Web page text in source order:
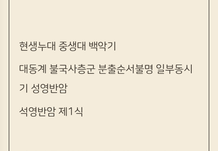
현생누대 중생대 백악기
대동계 불국사층군 분출순서불명 일부동시
기 성영반암
석영반암 제1식